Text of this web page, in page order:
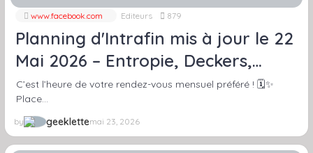
www.facebook.com Editeurs 879
Planning d'Intrafin mis à jour le 22
Mai 2026 – Entropie, Deckers,
Keyside…
C’est l’heure de votre rendez-vous mensuel préféré ! 🗓️✨
Place…
by geeklettemai 23, 2026